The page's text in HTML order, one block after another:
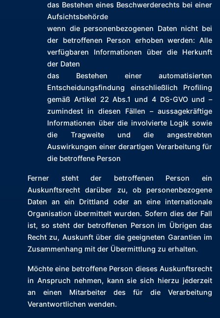
das Bestehen eines Beschwerderechts bei einer
Aufsichtsbehörde
wenn die personenbezogenen Daten nicht bei
der betroffenen Person erhoben werden: Alle
verfügbaren Informationen über die Herkunft
der Daten
das Bestehen einer automatisierten
Entscheidungsfindung einschließlich Profiling
gemäß Artikel 22 Abs.1 und 4 DS-GVO und –
zumindest in diesen Fällen – aussagekräftige
Informationen über die involvierte Logik sowie
die Tragweite und die angestrebten
Auswirkungen einer derartigen Verarbeitung für
die betroffene Person
Ferner steht der betroffenen Person ein
Auskunftsrecht darüber zu, ob personenbezogene
Daten an ein Drittland oder an eine internationale
Organisation übermittelt wurden. Sofern dies der Fall
ist, so steht der betroffenen Person im Übrigen das
Recht zu, Auskunft über die geeigneten Garantien im
Zusammenhang mit der Übermittlung zu erhalten.
Möchte eine betroffene Person dieses Auskunftsrecht
in Anspruch nehmen, kann sie sich hierzu jederzeit
an einen Mitarbeiter des für die Verarbeitung
Verantwortlichen wenden.